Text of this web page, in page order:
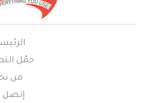
حمّل
من
إتصل